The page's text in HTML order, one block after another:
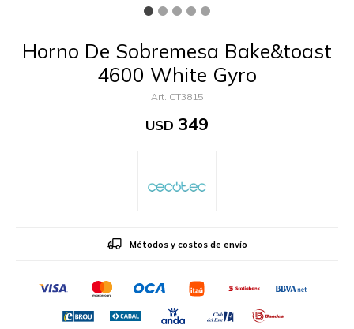
Horno De Sobremesa Bake&toast
4600 White Gyro
CT3815
USD 349
Métodos y costos de envío